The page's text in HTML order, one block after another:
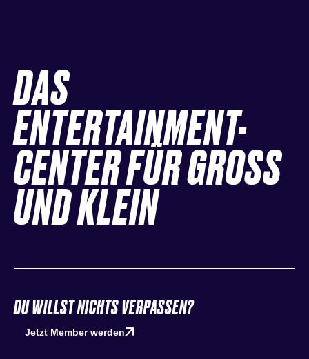
DAS
ENTERTAINMENT-
CENTER FÜR GROSS
UND KLEIN
DU WILLST NICHTS VERPASSEN?
Jetzt Member werden